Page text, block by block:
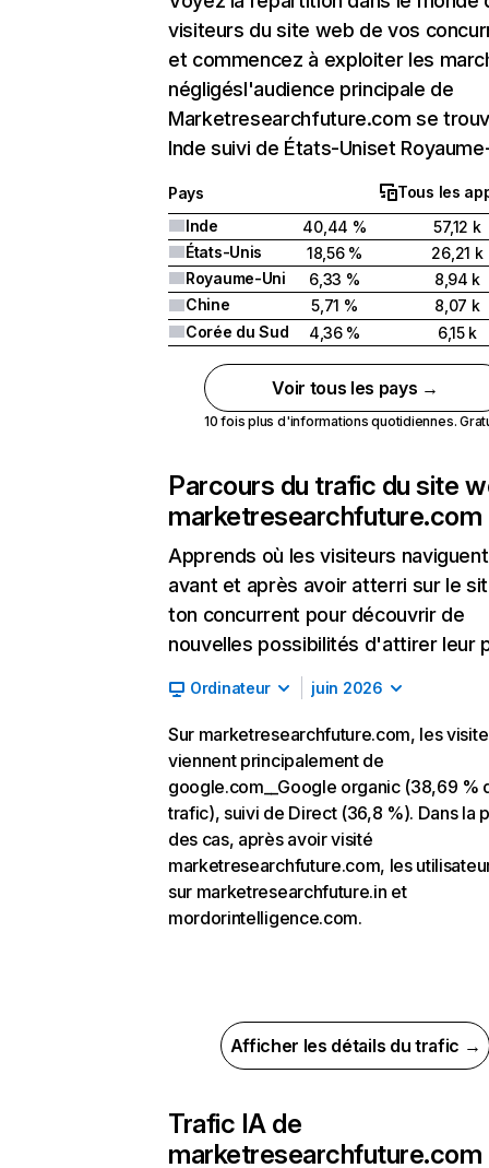
visiteurs du site web de vos
et commencez à exploiter les
négligésl'audience principale de
Marketresearchfuture.com se
Inde suivi de États-Uniset
Pays
Tous les
Inde
40,44 %
57,12 k
États-Unis
18,56 %
26,21 k
Royaume-Uni
6,33 %
8,94 k
Chine
5,71 %
8,07 k
Corée du Sud
4,36 % 6,15 k
Voir tous les pays →
10 fois plus d'informations quotidiennes.
Parcours du trafic du site
marketresearchfuture.com
Apprends où les visiteurs naviguent
avant et après avoir atterri sur le
ton concurrent pour découvrir de
nouvelles possibilités d'attirer leur
Ordinateur juin 2026
Sur marketresearchfuture.com, les
viennent principalement de
google.com__Google organic (38,69 %
trafic), suivi de Direct (36,8 %). Dans la
des cas, après avoir visité
marketresearchfuture.com, les
sur marketresearchfuture.in et
mordorintelligence.com.
Afficher les détails du trafic →
Trafic IA de
marketresearchfuture.com